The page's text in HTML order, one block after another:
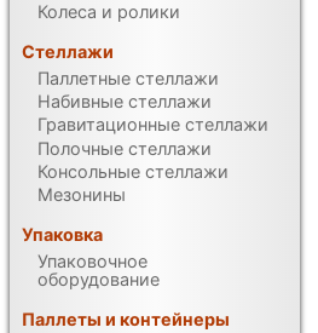
Колеса и ролики
Стеллажи
Паллетные стеллажи
Набивные стеллажи
Гравитационные стеллажи
Полочные стеллажи
Консольные стеллажи
Мезонины
Упаковка
Упаковочное
оборудование
Паллеты и контейнеры